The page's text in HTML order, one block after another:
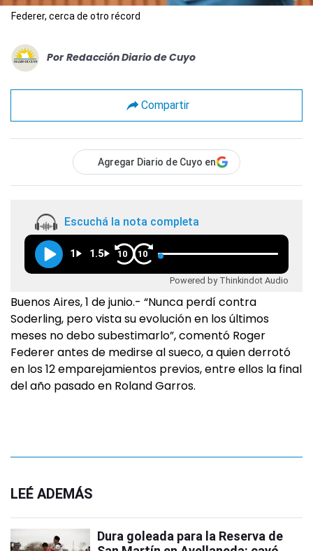
Federer, cerca de otro récord
Por Redacción Diario de Cuyo
Compartir
Agregar Diario de Cuyo en
Escuchá la nota completa
1 1.5 10 10
Powered by Thinkindot Audio
Buenos Aires, 1 de junio.- “Nunca perdí contra
Soderling, pero vista su evolución en los últimos
meses no debo subestimarlo”, comentó Roger
Federer antes de medirse al sueco, a quien derrotó
en los 12 emparejamientos previos, entre ellos la final
del año pasado en Roland Garros.
LEÉ ADEMÁS
Dura goleada para la Reserva de